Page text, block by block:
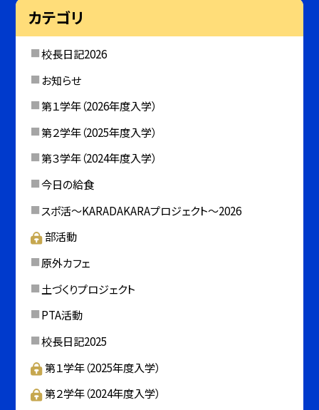
カテゴリ
校長日記2026
お知らせ
第１学年（2026年度入学）
第２学年（2025年度入学）
第３学年（2024年度入学）
今日の給食
スポ活～KARADAKARAプロジェクト～2026
部活動
原外カフェ
土づくりプロジェクト
PTA活動
校長日記2025
第１学年（2025年度入学）
第２学年（2024年度入学）